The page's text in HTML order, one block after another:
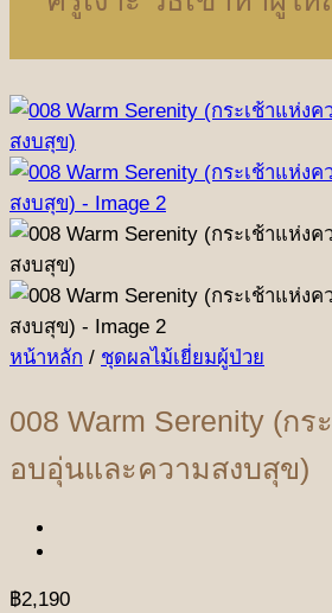
หน้าหลัก / ชุดผลไม้เยี่ยมผู้ป่วย
008 Warm Serenity (กร
อบอุ่นและความสงบสุข)
฿2,190